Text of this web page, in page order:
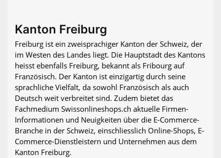
Kanton Freiburg
Freiburg ist ein zweisprachiger Kanton der Schweiz, der
im Westen des Landes liegt. Die Hauptstadt des Kantons
heisst ebenfalls Freiburg, bekannt als Fribourg auf
Französisch. Der Kanton ist einzigartig durch seine
sprachliche Vielfalt, da sowohl Französisch als auch
Deutsch weit verbreitet sind. Zudem bietet das
Fachmedium Swissonlineshops.ch aktuelle Firmen-
Informationen und Neuigkeiten über die E-Commerce-
Branche in der Schweiz, einschliesslich Online-Shops, E-
Commerce-Dienstleistern und Unternehmen aus dem
Kanton Freiburg.